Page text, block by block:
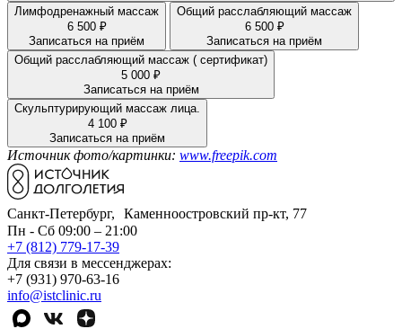
Лимфодренажный массаж
6 500 ₽
Записаться на приём
Общий расслабляющий массаж
6 500 ₽
Записаться на приём
Общий расслабляющий массаж ( сертификат)
5 000 ₽
Записаться на приём
Скульптурирующий массаж лица.
4 100 ₽
Записаться на приём
Источник фото/картинки: www.freepik.com
Санкт-Петербург, Каменноостровский пр-кт, 77
Пн - Сб 09:00 – 21:00
+7 (812) 779-17-39
Для связи в мессенджерах:
+7 (931) 970-63-16
info@istclinic.ru